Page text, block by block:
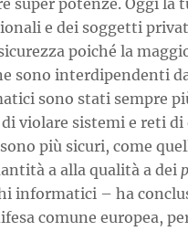
super potenze. Oggi la
e dei soggetti
poiché la
sono interdipendenti
sono stati sempre
di violare sistemi e reti
più sicuri, come
a alla qualità a dei
informatici – ha
comune europea,